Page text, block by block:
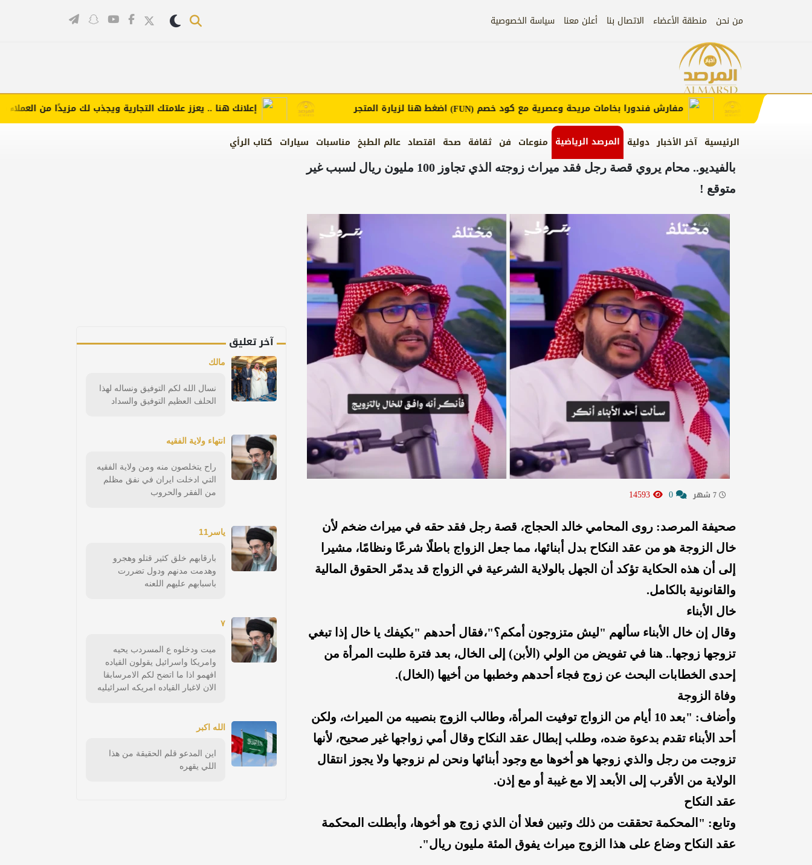
من نحن منطقة الأعضاء الاتصال بنا أعلن معنا سياسة الخصوصية
الرئيسية آخر الأخبار دولية المرصد الرياضية منوعات فن ثقافة صحة اقتصاد عالم الطبخ مناسبات سيارات كتاب الرأي
إعلانك هنا .. يعزز علامتك التجارية ويجذب لك مزيدًا من العملاء مفارش فندورا بخامات مريحة وعصرية مع كود خصم(FUN)اضغط هنا لزيارة المتجر
بالفيديو.. محام يروي قصة رجل فقد ميراث زوجته الذي تجاوز 100 مليون ريال لسبب غير
متوقع !
صحيفة المرصد: روى المحامي خالد الحجاج، قصة رجل فقد حقه في ميراث ضخم لأن
خال الزوجة هو من عقد النكاح بدل أبنائها، مما جعل الزواج باطلًا شرعًا ونظامًا، مشيرا
إلى أن هذه الحكاية تؤكد أن الجهل بالولاية الشرعية في الزواج قد يدمّر الحقوق المالية
والقانونية بالكامل.
خال الأبناء
وقال إن خال الأبناء سألهم "ليش متزوجون أمكم؟"،فقال أحدهم "بكيفك يا خال إذا تبغي
تزوجها زوجها.. هنا في تفويض من الولي (الأبن) إلى الخال، بعد فترة طلبت المرأة من
إحدى الخطابات البحث عن زوج فجاء أحدهم وخطبها من أخيها (الخال).
وفاة الزوجة
وأضاف: "بعد 10 أيام من الزواج توفيت المرأة، وطالب الزوج بنصيبه من الميراث، ولكن
أحد الأبناء تقدم بدعوة ضده، وطلب إبطال عقد النكاح وقال أمي زواجها غير صحيح، لأنها
تزوجت من رجل والذي زوجها هو أخوها مع وجود أبنائها ونحن لم نزوجها ولا يجوز انتقال
الولاية من الأقرب إلى الأبعد إلا مع غيبة أو مع إذن.
عقد النكاح
وتابع: "المحكمة تحققت من ذلك وتبين فعلا أن الذي زوج هو أخوها، وأبطلت المحكمة
عقد النكاح وضاع على هذا الزوج ميراث يفوق المئة مليون ريال".
آخر تعليق
مالك
نسال الله لكم التوفيق ونساله لهذا
الحلف العظيم التوفيق والسداد
انتهاء ولاية الفقيه
راح يتخلصون منه ومن ولاية الفقيه
التي ادخلت ايران في نفق مظلم
من الفقر والحروب
ياسر11
بارقابهم خلق كثير قتلو وهجرو
وهدمت مدنهم ودول تضررت
باسبابهم عليهم اللعنه
٧
ميت ودخلوه ع المسردب يحيه
وامريكا واسرائيل يقولون القياده
افهمو اذا ما اتضح لكم الامرسابقا
الان لاغبار القياده امريكه اسرائيليه
الله اكبر
اين المدعو قلم الحقيقة من هذا
اللي يقهره